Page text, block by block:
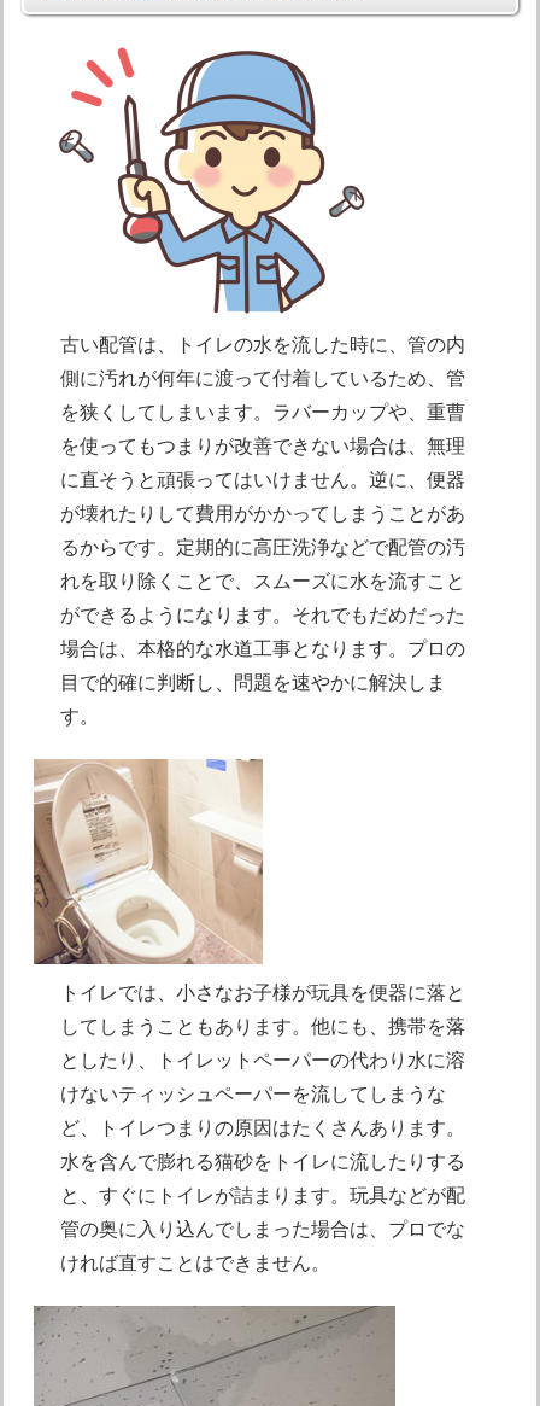
古い配管は、トイレの水を流した時に、管の内
側に汚れが何年に渡って付着しているため、管
を狭くしてしまいます。ラバーカップや、重曹
を使ってもつまりが改善できない場合は、無理
に直そうと頑張ってはいけません。逆に、便器
が壊れたりして費用がかかってしまうことがあ
るからです。定期的に高圧洗浄などで配管の汚
れを取り除くことで、スムーズに水を流すこと
ができるようになります。それでもだめだった
場合は、本格的な水道工事となります。プロの
目で的確に判断し、問題を速やかに解決しま
す。
トイレでは、小さなお子様が玩具を便器に落と
してしまうこともあります。他にも、携帯を落
としたり、トイレットペーパーの代わり水に溶
けないティッシュペーパーを流してしまうな
ど、トイレつまりの原因はたくさんあります。
水を含んで膨れる猫砂をトイレに流したりする
と、すぐにトイレが詰まります。玩具などが配
管の奥に入り込んでしまった場合は、プロでな
ければ直すことはできません。